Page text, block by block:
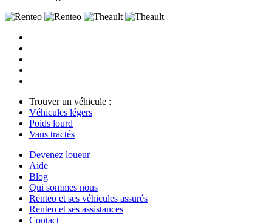
Trouver un véhicule :
Véhicules légers
Poids lourd
Vans tractés
Devenez loueur
Aide
Blog
Qui sommes nous
Renteo et ses véhicules assurés
Renteo et ses assistances
Contact